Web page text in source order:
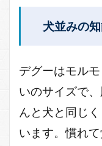
犬並みの
デグーはモル
いのサイズで
んと犬と同じ
います。慣れ